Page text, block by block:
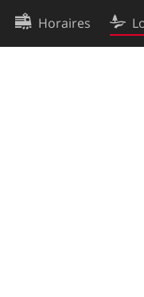
Horaires